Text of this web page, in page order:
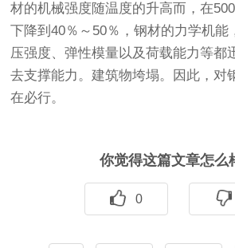
材的机械强度随温度的升高而，在
下降到40％～50％，钢材的力学机能
压强度、弹性模量以及荷载能力等都
去支撑能力。建筑物垮塌。因此，对
在必行。
你觉得这篇文章怎么
0